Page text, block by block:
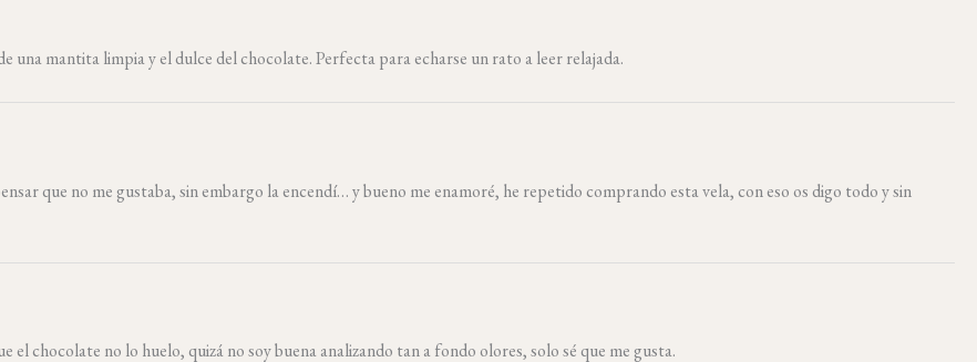
una mantita limpia y el dulce del chocolate. Perfecta para echarse un rato a leer relajada.
que no me gustaba, sin embargo la encendí… y bueno me enamoré, he repetido comprando esta vela, con eso os digo todo y sin
el chocolate no lo huelo, quizá no soy buena analizando tan a fondo olores, solo sé que me gusta.